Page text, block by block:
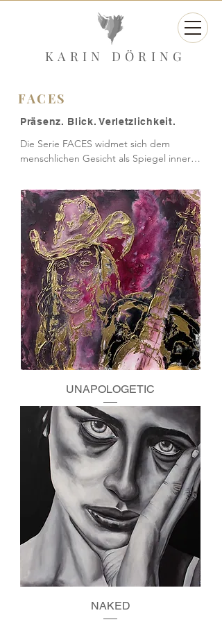
KARIN DÖRING
FACES
Präsenz. Blick. Verletzlichkeit.
Die Serie FACES widmet sich dem
menschlichen Gesicht als Spiegel innerer
überwiegend weibliche Figuren, deren
Präsenz sich zwischen Stärke,
Verletzlichkeit und stiller Widerstandskraft
bewegt.
Mich interessiert dabei weniger das
perfekte Porträt als das, was unter der
Oberfläche spürbar wird: Spannung,
Unsicherheit, Haltung, Erinnerung oder
emotionale Brüche.
Die Figuren erscheinen direkt und
nahbar, gleichzeitig bleiben sie offen und
dieser Ambivalenz entsteht für mich die
eigentliche Kraft der Arbeiten.
FACES versteht sich nicht als klassische
Porträtserie, sondern als
Auseinandersetzung mit Wahrnehmung,
Identität und dem Blick auf den
Menschen selbst.
Die Werke laden dazu ein, genauer
hinzusehen und sich auf die leisen
Zwischentöne einzulassen, die oft mehr
erzählen als das Offensichtliche.
UNAPOLOGETIC
NAKED